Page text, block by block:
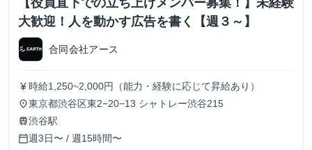
【役員直下での立ち上げメンバー募集！】未経験
大歓迎！人を動かす広告を書く【週３～】
合同会社アース
currency_yen 時給1,250~2,000円（能力・経験に応じて昇給あり）
place東京都渋谷区東2−20−13 シャトレー渋谷215
train渋谷駅
calendar_today週3日〜 / 週15時間〜